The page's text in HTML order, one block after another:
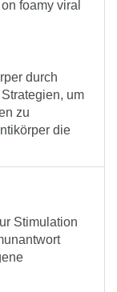
foamy viral
durch
um
zu
die
Stimulation